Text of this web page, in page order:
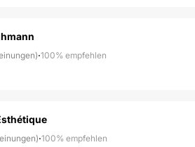
·100% empfehlen
·100% empfehlen